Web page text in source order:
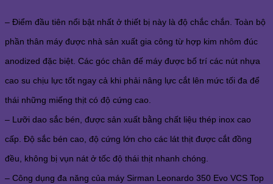
– Điểm đầu tiên nổi bật nhất ở thiết bị này là độ chắc chắn. Toàn bộ
phần thân máy được nhà sản xuất gia công từ hợp kim nhôm đúc
anodized đặc biệt. Các góc chân đế máy được bố trí các nút nhựa
cao su chịu lực tốt ngay cả khi phải nâng lực cắt lên mức tối đa để
thái những miếng thịt có độ cứng cao.
– Lưỡi dao sắc bén, được sản xuất bằng chất liệu thép inox cao
cấp. Độ sắc bén cao, độ cứng lớn cho các lát thịt được cắt đồng
đều, không bị vụn nát ở tốc độ thái thịt nhanh chóng.
– Công dụng đa năng của máy Sirman Leonardo 350 Evo VCS Top